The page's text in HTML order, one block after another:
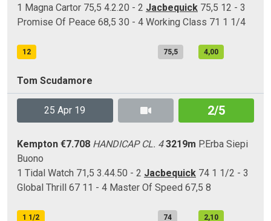
1 Magna Cartor 75,5 4.2.20 - 2 Jacbequick 75,5 12 - 3
Promise Of Peace 68,5 30 - 4 Working Class 71 1 1/4
12 75,5 4,00
Tom Scudamore
25 Apr 19 2/5
Kempton €7.708 HANDICAP CL. 4 3219m P.Erba Siepi
Buono
1 Tidal Watch 71,5 3.44.50 - 2 Jacbequick 74 1 1/2 - 3
Global Thrill 67 11 - 4 Master Of Speed 67,5 8
1 1/2 74 2,10